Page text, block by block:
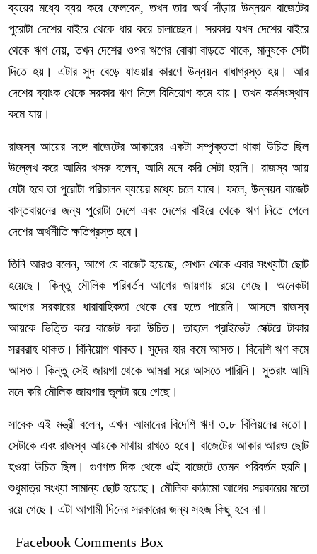
ব্যয়ের মধ্যে ব্যয় করে ফেলবেন, তখন তার অর্থ দাঁড়ায় উন্নয়ন বাজেটের
পুরোটা দেশের বাইরে থেকে ধার করে চালাচ্ছেন। সরকার যখন দেশের বাইরে
থেকে ঋণ নেয়, তখন দেশের ওপর ঋণের বোঝা বাড়তে থাকে, মানুষকে সেটা
দিতে হয়। এটার সুদ বেড়ে যাওয়ার কারণে উন্নয়ন বাধাগ্রস্ত হয়। আর
দেশের ব্যাংক থেকে সরকার ঋণ নিলে বিনিয়োগ কমে যায়। তখন কর্মসংস্থান
কমে যায়।
রাজস্ব আয়ের সঙ্গে বাজেটের আকারের একটা সম্পৃক্ততা থাকা উচিত ছিল
উল্লেখ করে আমির খসরু বলেন, আমি মনে করি সেটা হয়নি। রাজস্ব আয়
যেটা হবে তা পুরোটা পরিচালন ব্যয়ের মধ্যে চলে যাবে। ফলে, উন্নয়ন বাজেট
বাস্তবায়নের জন্য পুরোটা দেশে এবং দেশের বাইরে থেকে ঋণ নিতে গেলে
দেশের অর্থনীতি ক্ষতিগ্রস্ত হবে।
তিনি আরও বলেন, আগে যে বাজেট হয়েছে, সেখান থেকে এবার সংখ্যাটা ছোট
হয়েছে। কিন্তু মৌলিক পরিবর্তন আগের জায়গায় রয়ে গেছে। অনেকটা
আগের সরকারের ধারাবাহিকতা থেকে বের হতে পারেনি। আসলে রাজস্ব
আয়কে ভিত্তি করে বাজেট করা উচিত। তাহলে প্রাইভেট সেক্টরে টাকার
সরবরাহ থাকত। বিনিয়োগ থাকত। সুদের হার কমে আসত। বিদেশি ঋণ কমে
আসত। কিন্তু সেই জায়গা থেকে আমরা সরে আসতে পারিনি। সুতরাং আমি
মনে করি মৌলিক জায়গার ভুলটা রয়ে গেছে।
সাবেক এই মন্ত্রী বলেন, এখন আমাদের বিদেশি ঋণ ৩.৮ বিলিয়নের মতো।
সেটাকে এবং রাজস্ব আয়কে মাথায় রাখতে হবে। বাজেটের আকার আরও ছোট
হওয়া উচিত ছিল। গুণগত দিক থেকে এই বাজেটে তেমন পরিবর্তন হয়নি।
শুধুমাত্র সংখ্যা সামান্য ছোট হয়েছে। মৌলিক কাঠামো আগের সরকারের মতো
রয়ে গেছে। এটা আগামী দিনের সরকারের জন্য সহজ কিছু হবে না।
Facebook Comments Box